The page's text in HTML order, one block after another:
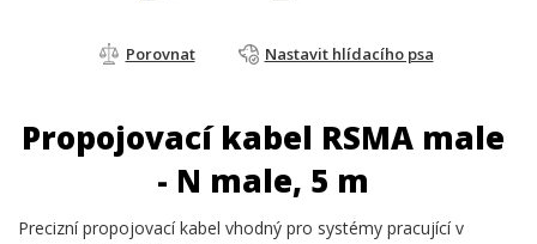
Porovnat Nastavit hlídacího psa
Propojovací kabel RSMA male
- N male, 5 m
Precizní propojovací kabel vhodný pro systémy pracující v